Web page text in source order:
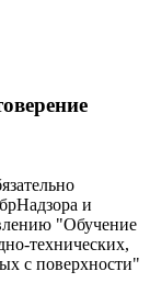
и
"Обучение
технических,
с поверхности"